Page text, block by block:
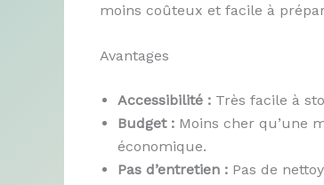
moins coûteux et facile à
Avantages
Accessibilité : Très facile à
Budget : Moins cher qu’une
économique.
Pas d’entretien : Pas de